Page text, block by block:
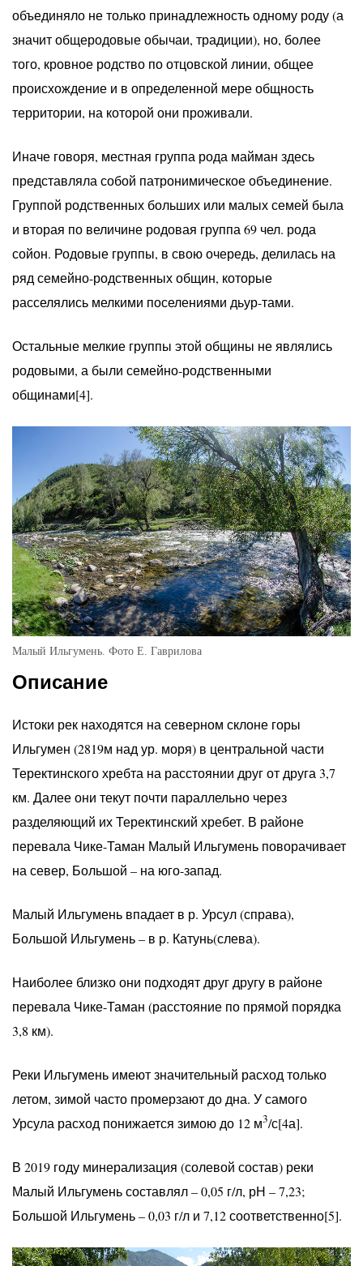
объединяло не только принадлежность одному роду (а
значит общеродовые обычаи, традиции), но, более
того, кровное родство по отцовской линии, общее
происхождение и в определенной мере общность
территории, на которой они проживали.
Иначе говоря, местная группа рода майман здесь
представляла собой патронимическое объединение.
Группой родственных больших или малых семей была
и вторая по величине родовая группа 69 чел. рода
сойон. Родовые группы, в свою очередь, делилась на
ряд семейно-родственных общин, которые
расселялись мелкими поселениями дьур-тами.
Остальные мелкие группы этой общины не являлись
родовыми, а были семейно-родственными
общинами[4].
Малый Ильгумень. Фото Е. Гаврилова
Описание
Истоки рек находятся на северном склоне горы
Ильгумен (2819м над ур. моря) в центральной части
Теректинского хребта на расстоянии друг от друга 3,7
км. Далее они текут почти параллельно через
разделяющий их Теректинский хребет. В районе
перевала Чике-Таман Малый Ильгумень поворачивает
на север, Большой – на юго-запад.
Малый Ильгумень впадает в р. Урсул (справа),
Большой Ильгумень – в р. Катунь(слева).
Наиболее близко они подходят друг другу в районе
перевала Чике-Таман (расстояние по прямой порядка
3,8 км).
Реки Ильгумень имеют значительный расход только
летом, зимой часто промерзают до дна. У самого
Урсула расход понижается зимою до 12 м3/с[4а].
В 2019 году минерализация (солевой состав) реки
Малый Ильгумень составлял – 0,05 г/л, рН – 7,23;
Большой Ильгумень – 0,03 г/л и 7,12 соответственно[5].